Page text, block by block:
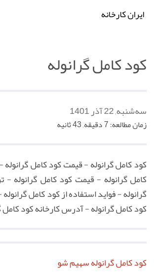
ایران کارخانه
کود کامل گرانوله
سه‌شنبه, 22 آذر 1401
زمان مطالعه: 7 دقیقه, 43 ثانیه
کود کامل گرانوله - قیمت کود کامل
کامل گرانوله - قیمت کود کامل گرانوله -
گرانوله - فواید استفاده از کود کامل
کود کامل گرانوله - آدرس کارخانه کود کامل
کود کامل گرانوله سهیم شو